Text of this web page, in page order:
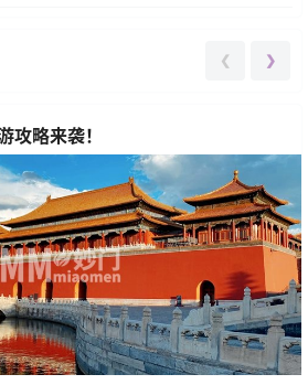
❮ ❯
攻略来袭！